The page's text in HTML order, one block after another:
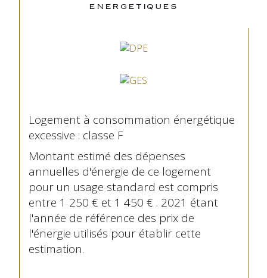
ENERGETIQUES
Logement à consommation énergétique
excessive : classe F
Montant estimé des dépenses
annuelles d'énergie de ce logement
pour un usage standard est compris
entre 1 250 € et 1 450 € . 2021 étant
l'année de référence des prix de
l'énergie utilisés pour établir cette
estimation.